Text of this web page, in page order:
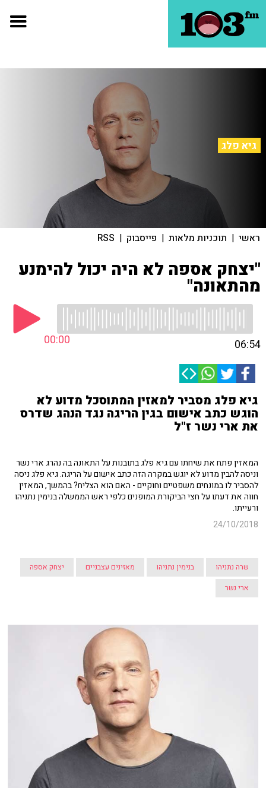
גיא פלג
ראשי | תוכניות מלאות | פייסבוק |
RSS
"יצחק אספה לא היה יכול להימנע
מהתאונה"
00:00 06:54
גיא פלג מסביר למאזין המתוסכל מדוע לא
הוגש כתב אישום בגין הריגה נגד הנהג שדרס
את ארי נשר ז"ל
המאזין פתח את שיחתו עם גיא פלג בתובנות על התאונה בה נהרג ארי נשר
וניסה להבין מדוע לא יוגש במקרה הזה כתב אישום על הריגה. גיא פלג ניסה
להסביר לו במונחים משפטיים וחוקיים - האם הוא הצליח? בהמשך, המאזין
חווה את דעתו על חצי הביקורת המופנים כלפי ראש הממשלה בנימין נתניהו
ורעייתו.
24/10/2018
שרה נתניהו בנימין נתניהו מאזינים עצבניים
יצחק אספה
ארי נשר